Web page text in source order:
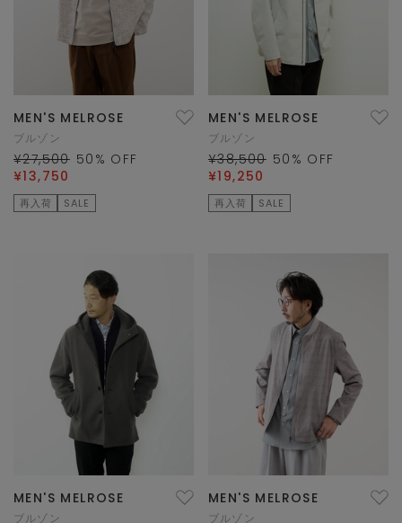
MEN'S MELROSE
ブルゾン
¥27,500 50 % OFF
¥13,750
再入荷 SALE
MEN'S MELROSE
ブルゾン
¥38,500 50 % OFF
¥19,250
再入荷 SALE
MEN'S MELROSE
ブルゾン
MEN'S MELROSE
ブルゾン